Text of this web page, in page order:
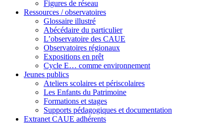
Figures de réseau
Ressources / observatoires
Glossaire illustré
Abécédaire du particulier
L’observatoire des CAUE
Observatoires régionaux
Expositions en prêt
Cycle E… comme environnement
Jeunes publics
Ateliers scolaires et périscolaires
Les Enfants du Patrimoine
Formations et stages
Supports pédagogiques et documentation
Extranet CAUE adhérents